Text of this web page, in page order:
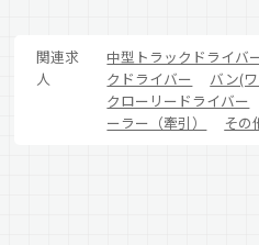
関連求
人
中型トラックドライバ
クドライバー
バン(
クローリードライバー
ーラー（牽引）
その